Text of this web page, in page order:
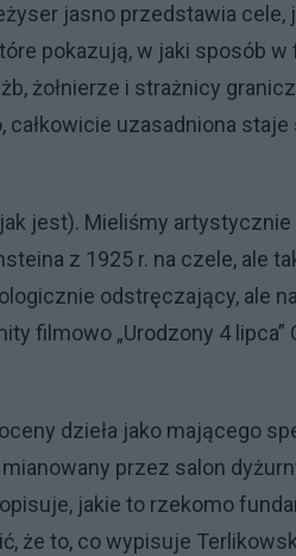
jasno przedstawia cele,
pokazują, w jaki sposób
żołnierze i strażnicy
uzasadniona staje
jest). Mieliśmy artystycznie
z 1925 r. na czele, ale
odstręczający, ale
filmowo „Urodzony 4 lipca”
dzieła jako mającego
przez salon
jakie to rzekomo
że to, co wypisuje